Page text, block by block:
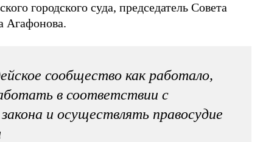
городского суда, председатель Совета
Агафонова.
сообщество как работало,
в соответствии с
и осуществлять правосудие